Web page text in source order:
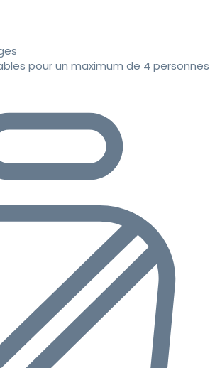
pour un maximum de 4 personnes